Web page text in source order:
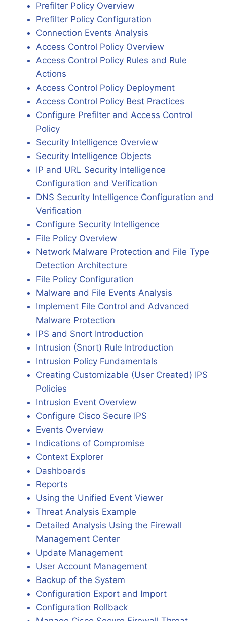
Prefilter Policy Overview
Prefilter Policy Configuration
Connection Events Analysis
Access Control Policy Overview
Access Control Policy Rules and Rule
Actions
Access Control Policy Deployment
Access Control Policy Best Practices
Configure Prefilter and Access Control
Policy
Security Intelligence Overview
Security Intelligence Objects
IP and URL Security Intelligence
Configuration and Verification
DNS Security Intelligence Configuration and
Verification
Configure Security Intelligence
File Policy Overview
Network Malware Protection and File Type
Detection Architecture
File Policy Configuration
Malware and File Events Analysis
Implement File Control and Advanced
Malware Protection
IPS and Snort Introduction
Intrusion (Snort) Rule Introduction
Intrusion Policy Fundamentals
Creating Customizable (User Created) IPS
Policies
Intrusion Event Overview
Configure Cisco Secure IPS
Events Overview
Indications of Compromise
Context Explorer
Dashboards
Reports
Using the Unified Event Viewer
Threat Analysis Example
Detailed Analysis Using the Firewall
Management Center
Update Management
User Account Management
Backup of the System
Configuration Export and Import
Configuration Rollback